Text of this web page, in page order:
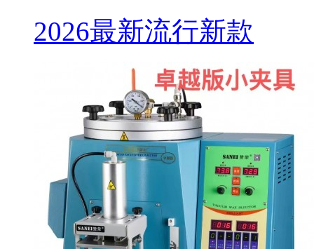
2026最新流行新款